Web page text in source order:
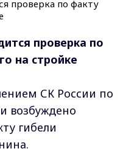
проверка по
на стройке
СК России по
возбуждено
гибели